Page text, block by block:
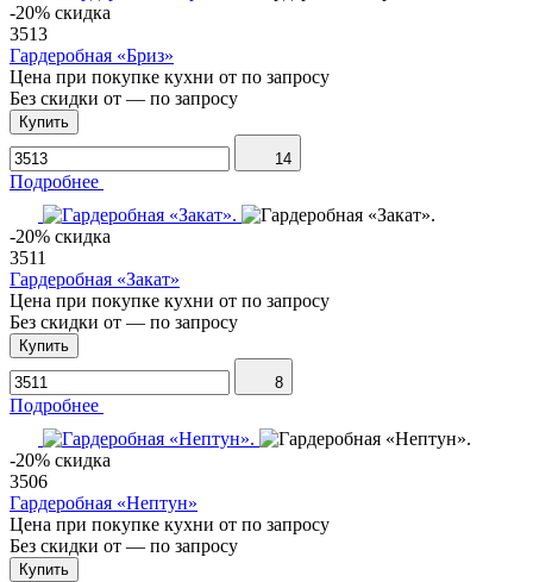
-20% скидка
3513
Гардеробная «Бриз»
Цена при покупке кухни от по запросу
Без скидки от — по запросу
Купить
14
Подробнее
-20% скидка
3511
Гардеробная «Закат»
Цена при покупке кухни от по запросу
Без скидки от — по запросу
Купить
8
Подробнее
-20% скидка
3506
Гардеробная «Нептун»
Цена при покупке кухни от по запросу
Без скидки от — по запросу
Купить